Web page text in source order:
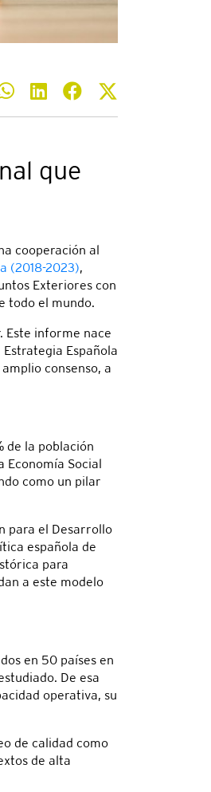
que
cooperación al
(2018-2023),
Exteriores con
todo el mundo.
Este informe nace
Española
consenso, a
de la población
Economía Social
como un pilar
para el Desarrollo
española de
para
a este modelo
en 50 países en
De esa
operativa, su
de calidad como
de alta